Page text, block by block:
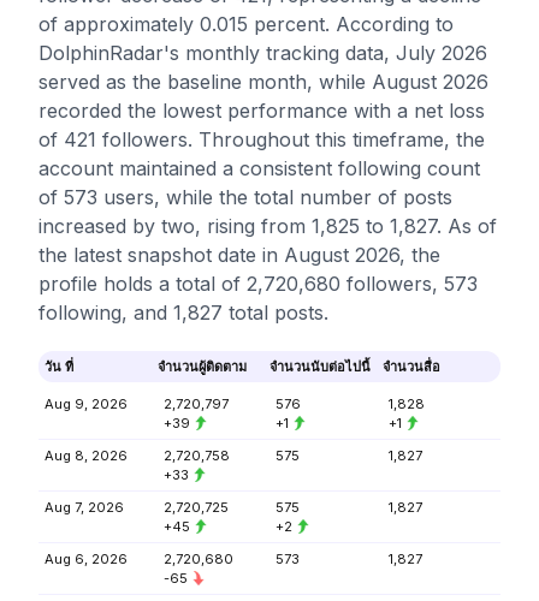
of approximately 0.015 percent. According to
DolphinRadar's monthly tracking data, July 2026
served as the baseline month, while August 2026
recorded the lowest performance with a net loss
of 421 followers. Throughout this timeframe, the
account maintained a consistent following count
of 573 users, while the total number of posts
increased by two, rising from 1,825 to 1,827. As of
the latest snapshot date in August 2026, the
profile holds a total of 2,720,680 followers, 573
following, and 1,827 total posts.
วัน ที่ จำนวนผู้ติดตาม จำนวนนับต่อไปนี้ จำนวนสื่อ
Aug 9, 2026
2,720,797
+39
576
+1
1,828
+1
Aug 8, 2026
2,720,758
+33
575 1,827
Aug 7, 2026
2,720,725
+45
575
+2
1,827
Aug 6, 2026
2,720,680
-65
573 1,827